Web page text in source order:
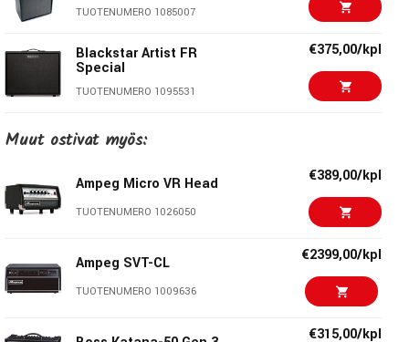
TUOTENUMERO 1085007
Blackstar Artist FR
Special
TUOTENUMERO 1095531
€375,00/kpl
Blackstar HT-112OC
MkIII
VOX VT40X Classic €299,00/kpl
Ampeg SVT-CL €2399,00/kpl
Muut ostivat myös:
Ampeg Micro VR Head
TUOTENUMERO 1026050
€389,00/kpl
Ampeg SVT-CL
TUOTENUMERO 1009636
€2399,00/kpl
€315,00/kpl